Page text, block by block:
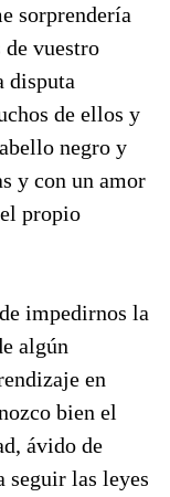
sorprendería
vuestro
disputa
de ellos y
negro y
y con un amor
propio
impedirnos la
algún
en
bien el
ávido de
seguir las leyes